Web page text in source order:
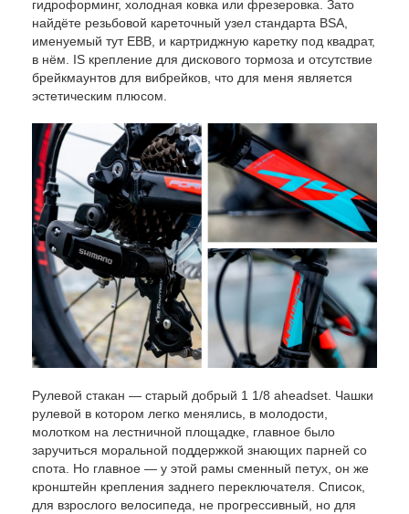
гидроформинг, холодная ковка или фрезеровка. Зато
найдёте резьбовой кареточный узел стандарта BSA,
именуемый тут EBB, и картриджную каретку под квадрат,
в нём. IS крепление для дискового тормоза и отсутствие
брейкмаунтов для вибрейков, что для меня является
эстетическим плюсом.
Рулевой стакан — старый добрый 1 1/8 aheadset. Чашки
рулевой в котором легко менялись, в молодости,
молотком на лестничной площадке, главное было
заручиться моральной поддержкой знающих парней со
спота. Но главное — у этой рамы сменный петух, он же
кронштейн крепления заднего переключателя. Список,
для взрослого велосипеда, не прогрессивный, но для